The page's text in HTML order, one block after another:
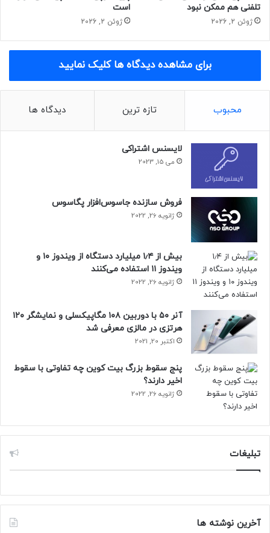
وجود دارند و چه زمانی برطرف می‌شوند.
منبع : زومیت
امنیت و حریم خصوصی موبایل
تلفنی هم ممکن نبود
ژوئن 2, 2026
است
ژوئن 2, 2026
برای مشاهده دیدگاه ها کلیک نمایید
محبوب تازه ترین دیدگاه ها
لایسنس اشتراکی
می 15, 2023
فروش سازنده جاسوس‌افزار پگاسوس
ژانویه 26, 2022
بیش از ۱٫۴ میلیارد دستگاه از ویندوز ۱۰ و
ویندوز ۱۱ استفاده می‌کنند
ژانویه 26, 2022
آنر ۵۰ با دوربین ۱۰۸ مگاپیکسلی و نمایشگر ۱۲۰
هرتزی در مالزی معرفی شد
اکتبر 20, 2021
پنج سقوط بزرگ بیت کوین چه تفاوتی با سقوط
اخیر دارند؟
ژانویه 26, 2022
تبلیغات
آخرین نوشته ها